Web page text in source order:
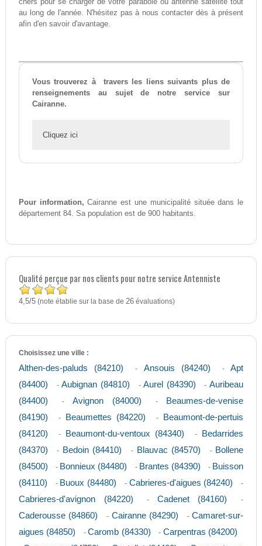
au long de l'année. N'hésitez pas à nous contacter dès à présent
afin d'en savoir d'avantage.
Vous trouverez à travers les liens suivants plus de
renseignements au sujet de notre service sur
Cairanne.
Cliquez ici
Pour information, Cairanne est une municipalité située dans le
département 84. Sa population est de 900 habitants.
Qualité perçue par nos clients pour notre service Antenniste
4,5/5(note établie sur la base de 26évaluations)
Choisissez une ville :
Althen-des-paluds (84210) - Ansouis (84240) -Apt
(84400)
-Aubignan (84810) -Aurel (84390) -Auribeau
(84400)
- Avignon (84000) -
Beaumes-de-venise
(84190)
- Beaumettes (84220) -
Beaumont-de-pertuis
(84120)
- Beaumont-du-ventoux (84340) -
Bedarrides
(84370)
- Bedoin (84410) - Blauvac (84570) - Bollene
(84500)
- Bonnieux (84480) - Brantes (84390) - Buisson
(84110)
- Buoux (84480) - Cabrieres-d'aigues (84240) -
Cabrieres-d'avignon (84220) - Cadenet (84160) -
Caderousse (84860) - Cairanne (84290) -Camaret-sur-
aigues (84850)
-Caromb (84330) - Carpentras (84200)